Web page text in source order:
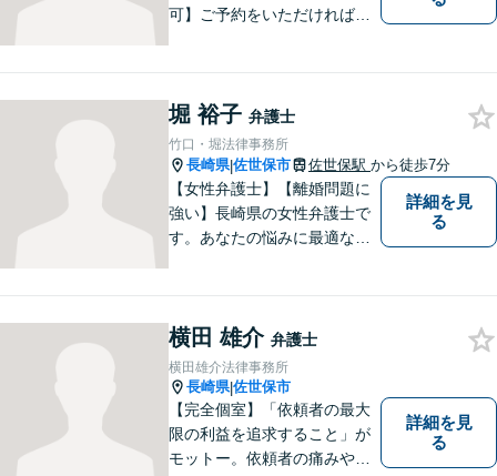
可】ご予約をいただければ、
にご相談ください。
堀 裕子 弁護士
竹口・堀法律事務所
長崎県|佐世保市 佐世保駅 から徒歩7分
【女性弁護士】【離婚問題に
強い】長崎県の女性弁護士で
す。あなたの悩みに最適なリ
詳細を見
る
横田 雄介 弁護士
横田雄介法律事務所
長崎県|佐世保市
【完全個室】「依頼者の最大
限の利益を追求すること」が
モットー。依頼者の痛みや苦
詳細を見
る